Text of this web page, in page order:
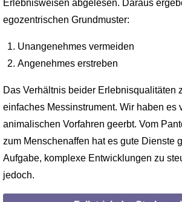
Erlebnisweisen abgelesen. Daraus
egozentrischen Grundmuster:
Unangenehmes vermeiden
Angenehmes erstreben
Das Verhältnis beider Erlebnisqualitäten
einfaches Messinstrument. Wir haben es
animalischen Vorfahren geerbt. Vom
zum Menschenaffen hat es gute Dienste
Aufgabe, komplexe Entwicklungen zu
jedoch.